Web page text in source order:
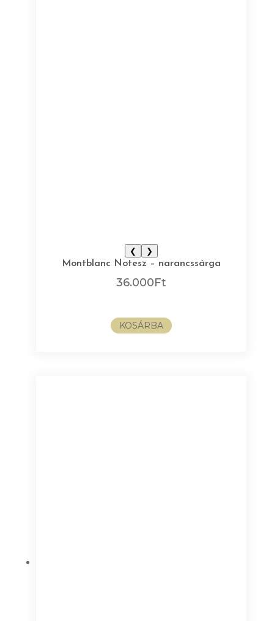
❮
❯
Montblanc Notesz – narancssárga
36.000Ft
KOSÁRBA